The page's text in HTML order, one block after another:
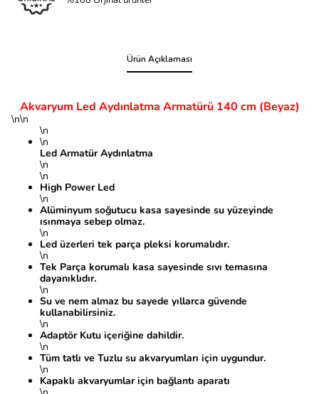
Ürün Açıklaması
Akvaryum Led Aydınlatma Armatürü 140 cm (Beyaz)
\n\n
\n
\n
Led Armatür Aydınlatma
\n
\n
High Power Led
\n
Alüminyum soğutucu kasa sayesinde su yüzeyinde
ısınmaya sebep olmaz.
\n
Led üzerleri tek parça pleksi korumalıdır.
\n
Tek Parça korumalı kasa sayesinde sıvı temasına
dayanıklıdır.
\n
Su ve nem almaz bu sayede yıllarca güvende
kullanabilirsiniz.
\n
Adaptör Kutu içeriğine dahildir.
\n
Tüm tatlı ve Tuzlu su akvaryumları için uygundur.
\n
Kapaklı akvaryumlar için bağlantı aparatı